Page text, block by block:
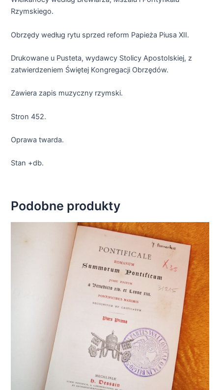
Rzymskiego.
Obrzędy według rytu sprzed reform Papieża Piusa XII.
Drukowane u Pusteta, wydawcy Stolicy Apostolskiej, z
zatwierdzeniem Świętej Kongregacji Obrzędów.
Zawiera zapis muzyczny rzymski.
Stron 452.
Oprawa twarda.
Stan +db.
Podobne produkty